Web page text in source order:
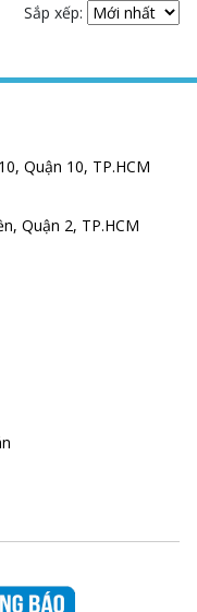
Sắp xếp:
Quận 10, TP.HCM
Quận 2, TP.HCM